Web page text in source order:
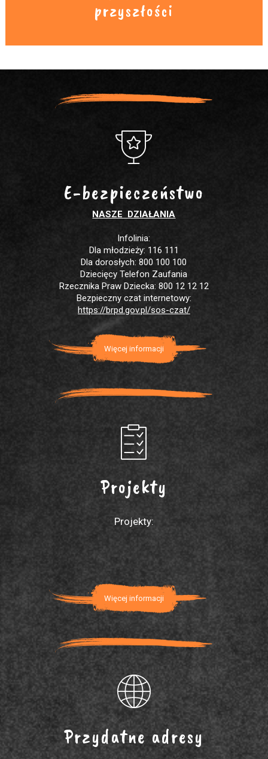
przyszłości
E-bezpieczeństwo
NASZE DZIAŁANIA
Infolinia:
Dla młodzieży: 116 111
Dla dorosłych: 800 100 100
Dziecięcy Telefon Zaufania
Rzecznika Praw Dziecka: 800 12 12 12
Bezpieczny czat internetowy:
https://brpd.gov.pl/sos-czat/
Więcej informacji
Projekty
Projekty:
Więcej informacji
Przydatne adresy